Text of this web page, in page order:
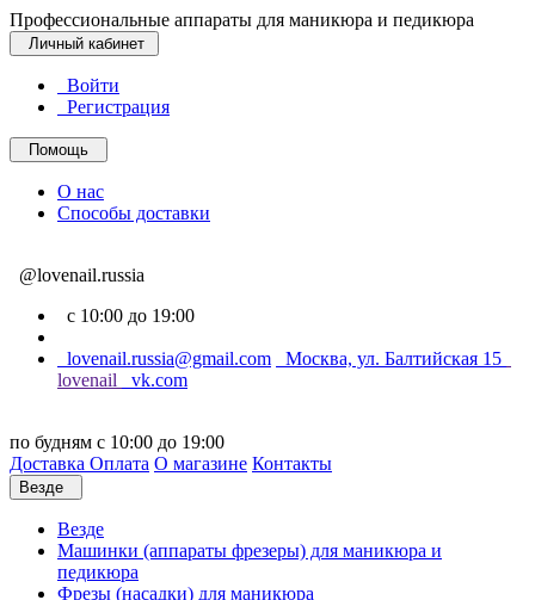
Профессиональные аппараты для маникюра и педикюра
Личный кабинет
Войти
Регистрация
Помощь
О нас
Способы доставки
@lovenail.russia
с 10:00 до 19:00
lovenail.russia@gmail.com
Москва, ул. Балтийская 15
lovenail
vk.com
по будням с 10:00 до 19:00
Доставка Оплата О магазине Контакты
Везде
Везде
Машинки (аппараты фрезеры) для маникюра и
педикюра
Фрезы (насадки) для маникюра